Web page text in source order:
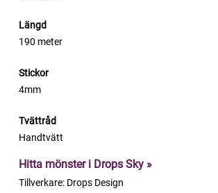
Längd
190 meter
Stickor
4mm
Tvättråd
Handtvätt
Hitta mönster i Drops Sky »
Tillverkare: Drops Design